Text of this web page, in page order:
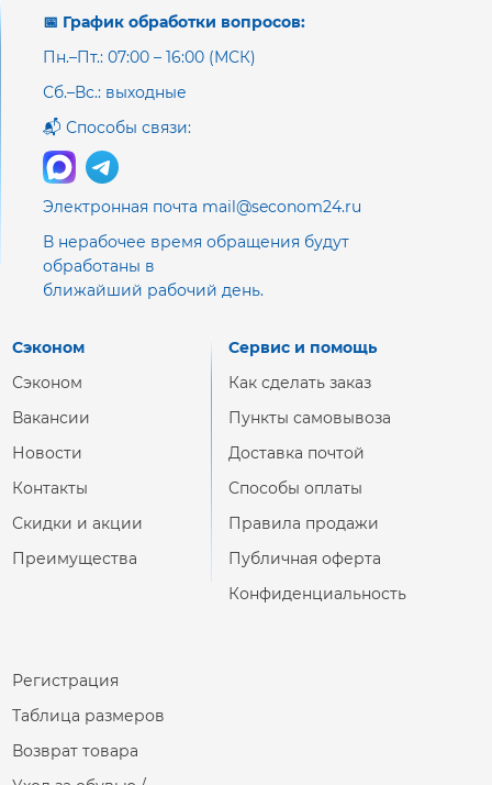
📅 График обработки вопросов:
Пн.–Пт.: 07:00 – 16:00 (МСК)
Сб.–Вс.: выходные
📬 Способы связи:
Электронная почта mail@seconom24.ru
В нерабочее время обращения будут
обработаны в
ближайший рабочий день.
Сэконом
Сэконом
Вакансии
Новости
Контакты
Скидки и акции
Преимущества
Сервис и помощь
Как сделать заказ
Пункты самовывоза
Доставка почтой
Способы оплаты
Правила продажи
Публичная оферта
Конфиденциальность
Регистрация
Таблица размеров
Возврат товара